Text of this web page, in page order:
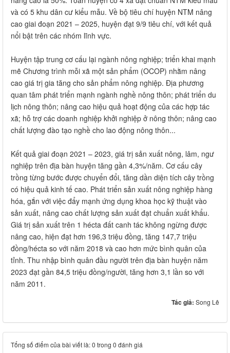
và có 5 khu dân cư kiểu mẫu. Về bộ tiêu chí huyện NTM nâng
cao giai đoạn 2021 – 2025, huyện đạt 9/9 tiêu chí, với kết quả
nổi bật trên các nhóm lĩnh vực.
Huyện tập trung cơ cấu lại ngành nông nghiệp; triển khai mạnh
mẽ Chương trình mỗi xã một sản phẩm (OCOP) nhằm nâng
cao giá trị gia tăng cho sản phẩm nông nghiệp. Địa phương
quan tâm phát triển mạnh ngành nghề nông thôn; phát triển du
lịch nông thôn; nâng cao hiệu quả hoạt động của các hợp tác
xã; hỗ trợ các doanh nghiệp khởi nghiệp ở nông thôn; nâng cao
chất lượng đào tạo nghề cho lao động nông thôn...
Kết quả giai đoạn 2021 – 2023, giá trị sản xuất nông, lâm, ngư
nghiệp trên địa bàn huyện tăng gần 4,3%/năm. Cơ cấu cây
trồng từng bước được chuyển đổi, tăng dần diện tích cây trồng
có hiệu quả kinh tế cao. Phát triển sản xuất nông nghiệp hàng
hóa, gắn với việc đẩy mạnh ứng dụng khoa học kỹ thuật vào
sản xuất, nâng cao chất lượng sản xuất đạt chuẩn xuất khẩu.
Giá trị sản xuất trên 1 hécta đất canh tác không ngừng được
nâng cao, hiện đạt hơn 196,3 triệu đồng, tăng 147,7 triệu
đồng/hécta so với năm 2018 và cao hơn mức bình quân của
tỉnh. Thu nhập bình quân đầu người trên địa bàn huyện năm
2023 đạt gần 84,5 triệu đồng/người, tăng hơn 3,1 lần so với
năm 2011.
Tác giả: Song Lê
Tổng số điểm của bài viết là: 0 trong 0 đánh giá